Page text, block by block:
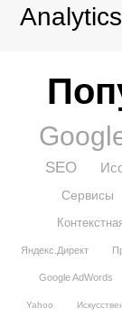
SEO
Сервисы
Яндекс.Директ
Google AdWords
Yahoo